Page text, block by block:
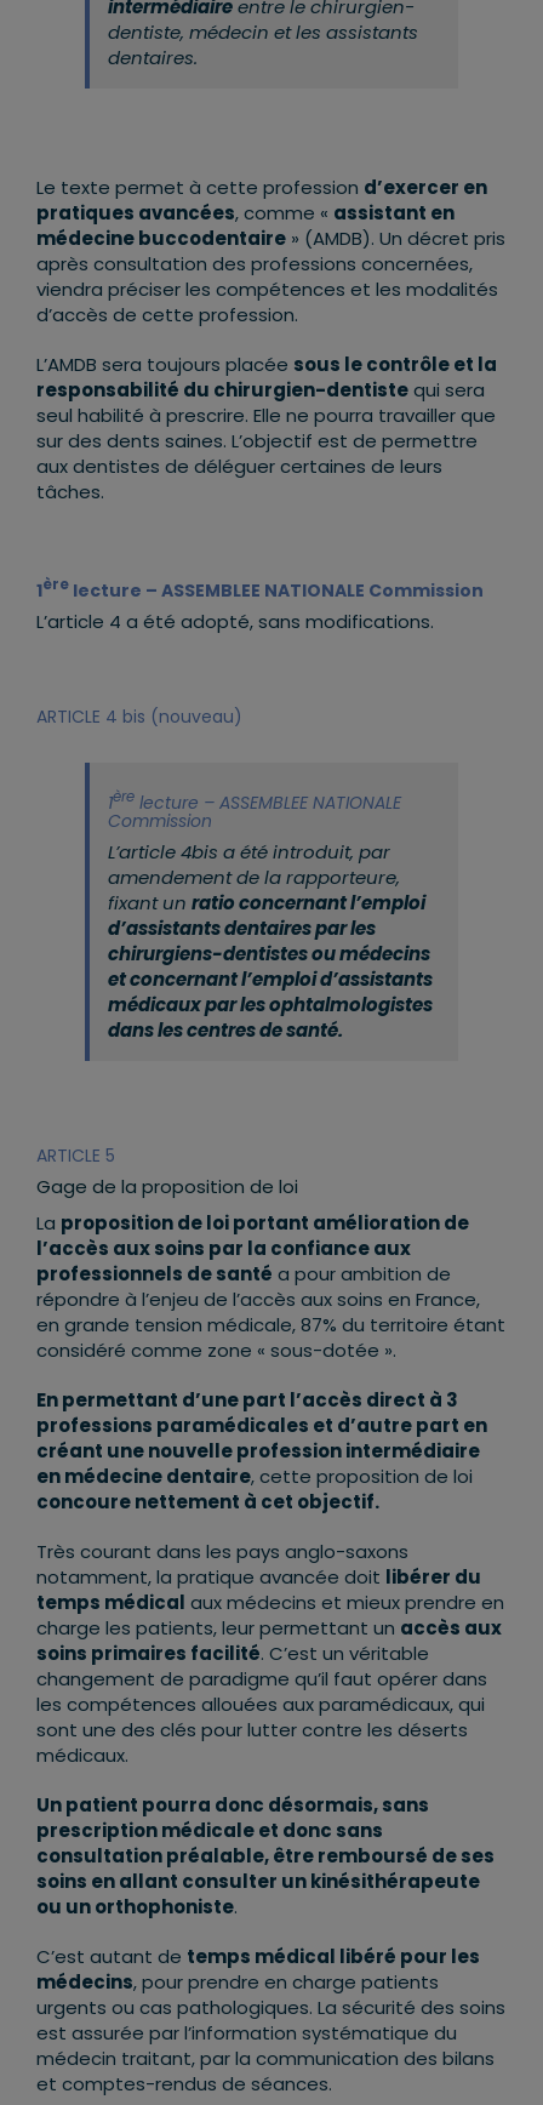
intermédiaireentre le chirurgien-
dentiste, médecin et les assistants
dentaires.
Le texte permet à cette profession d’exercer en
pratiques avancées, comme « assistant en
médecine buccodentaire » (AMDB). Un décret pris
après consultation des professions concernées,
viendra préciser les compétences et les modalités
d’accès de cette profession.
L’AMDB sera toujours placée sous le contrôle et la
responsabilité du chirurgien-dentistequi sera
seul habilité à prescrire. Elle ne pourra travailler que
sur des dents saines. L’objectif est de permettre
aux dentistes de déléguer certaines de leurs
tâches.
1ère lecture – ASSEMBLEE NATIONALE Commission
L’article 4 a été adopté, sans modifications.
ARTICLE 4 bis (nouveau)
1ère lecture – ASSEMBLEE NATIONALE
Commission
L’article 4bis a été introduit, par
amendement de la rapporteure,
fixant un ratio concernant l’emploi
d’assistants dentaires par les
chirurgiens-dentistes ou médecins
et concernant l’emploi d’assistants
médicaux par les ophtalmologistes
dans les centres de santé.
ARTICLE 5
Gage de la proposition de loi
La proposition de loi portant amélioration de
l’accès aux soins par la confiance aux
professionnels de santé a pour ambition de
répondre à l’enjeu de l’accès aux soins en France,
en grande tension médicale, 87% du territoire étant
considéré comme zone « sous-dotée ».
En permettant d’une part l’accès direct à 3
professions paramédicales et d’autre part en
créant une nouvelle profession intermédiaire
en médecine dentaire, cette proposition de loi
concoure nettement à cet objectif.
Très courant dans les pays anglo-saxons
notamment, la pratique avancée doit libérer du
temps médical aux médecins et mieux prendre en
charge les patients, leur permettant un accès aux
soins primaires facilité. C’est un véritable
changement de paradigme qu’il faut opérer dans
les compétences allouées aux paramédicaux, qui
sont une des clés pour lutter contre les déserts
médicaux.
Un patient pourra donc désormais, sans
prescription médicale et donc sans
consultation préalable, être remboursé de ses
soins en allant consulter un kinésithérapeute
ou un orthophoniste.
C’est autant de temps médical libéré pour les
médecins, pour prendre en charge patients
urgents ou cas pathologiques. La sécurité des soins
est assurée par l’information systématique du
médecin traitant, par la communication des bilans
et comptes-rendus de séances.